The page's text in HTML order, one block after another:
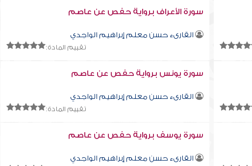
سورة الأعراف برواية حفص عن عاصم
القارىء حسن معلم إبراهيم الواجدي
تقييم المادة:
سورة يونس برواية حفص عن عاصم
القارىء حسن معلم إبراهيم الواجدي
تقييم المادة:
سورة يوسف برواية حفص عن عاصم
القارىء حسن معلم إبراهيم الواجدي